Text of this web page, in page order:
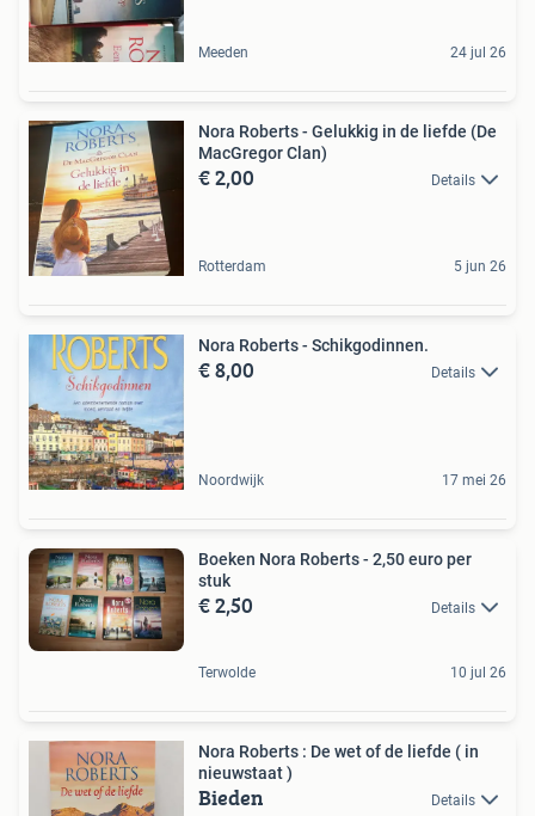
Meeden 24 jul 26
Nora Roberts - Gelukkig in de liefde (De
MacGregor Clan)
€ 2,00 Details
Rotterdam 5 jun 26
Nora Roberts - Schikgodinnen.
€ 8,00 Details
Noordwijk 17 mei 26
Boeken Nora Roberts - 2,50 euro per
stuk
€ 2,50 Details
Terwolde 10 jul 26
Nora Roberts : De wet of de liefde ( in
nieuwstaat )
Bieden Details